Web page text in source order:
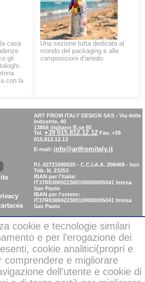
casa
gli
con la
Una sezione tutta dedicata al
mondo del packaging e alle
composizioni d’arredo.
ART FROM ITALY DESIGN SAS - Via delle
Industrie, 40
13856 Vigliano B.se BI
Tel. +39 015.812.12.12 Fax. +39
015.812.12.13
E-mail: info@artfromitaly.it
P.I. 02721590020 - C.C.I.A.A. 208469 - Iscr.
Trib. N. 23253
IBAN per l'Italia:
IT37R0306922300100000005041 Intesa
San Paolo
IBAN per l'estero:
IT37R0306922300100000005041 Intesa
San Paolo
di credito on-line
cookie e tecnologie similari
e per l'erogazione dei
cookie analitici(propri e
comprendere e migliorare
dell'utente e cookie di